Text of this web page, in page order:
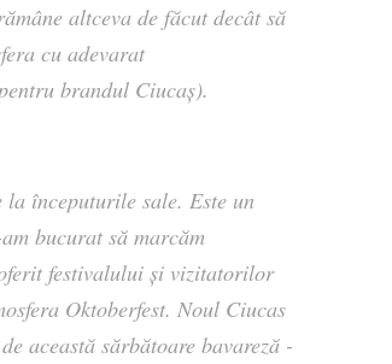
altceva de făcut decât să
cu adevarat
brandul Ciucaș).
la începuturile sale. Este un
bucurat să marcăm
festivalului și vizitatorilor
Oktoberfest. Noul Ciucas
această sărbătoare bavareză -